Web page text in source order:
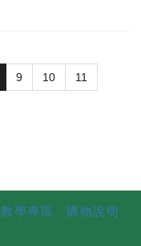
9 10 11
教學專區 購物說明